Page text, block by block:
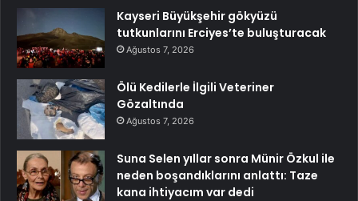
Kayseri Büyükşehir gökyüzü
tutkunlarını Erciyes’te buluşturacak
Ağustos 7, 2026
Ölü Kedilerle İlgili Veteriner
Gözaltında
Ağustos 7, 2026
Suna Selen yıllar sonra Münir Özkul ile
neden boşandıklarını anlattı: Taze
kana ihtiyacım var dedi